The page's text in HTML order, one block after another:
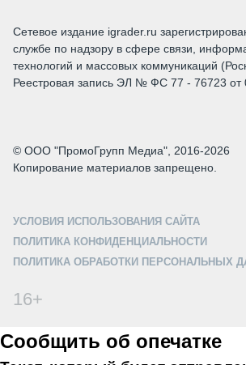
Сетевое издание igrader.ru
службе по надзору в сфере связи,
технологий и массовых коммуникаций
Реестровая запись ЭЛ № ФС 77 - 76723 от
© ООО "ПромоГрупп Медиа", 2016-2026
Копирование материалов запрещено.
УСЛОВИЯ ИСПОЛЬЗОВАНИЯ САЙТА
ПОЛИТИКА КОНФИДЕНЦИАЛЬНОСТИ
ПОЛИТИКА ОБРАБОТКИ ПЕРСОНАЛЬНЫХ
16+
Сообщить об опечатке